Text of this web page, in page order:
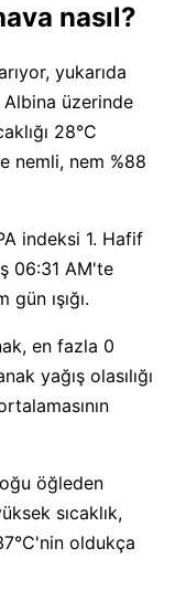
nasıl?
yukarıda
Albina üzerinde
28°C
nemli, nem %88
indeksi 1. Hafif
06:31 AM'te
ışığı.
en fazla 0
yağış olasılığı
öğleden
sıcaklık,
oldukça